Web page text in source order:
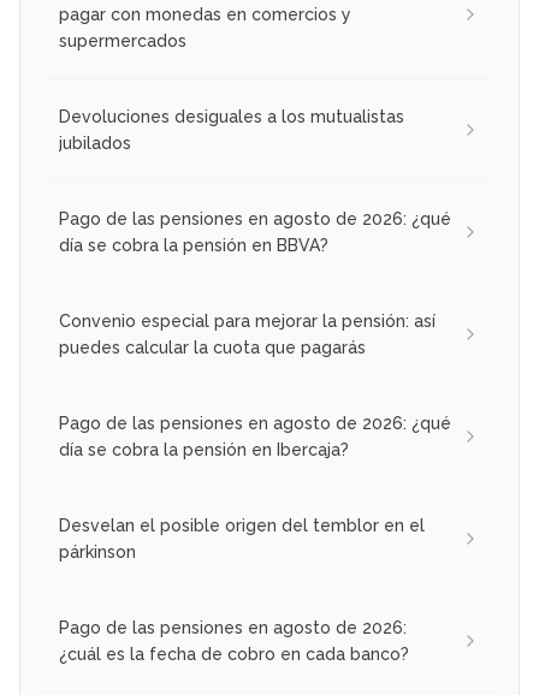
pagar con monedas en comercios y
supermercados
Devoluciones desiguales a los mutualistas
jubilados
Pago de las pensiones en agosto de 2026: ¿qué
día se cobra la pensión en BBVA?
Convenio especial para mejorar la pensión: así
puedes calcular la cuota que pagarás
Pago de las pensiones en agosto de 2026: ¿qué
día se cobra la pensión en Ibercaja?
Desvelan el posible origen del temblor en el
párkinson
Pago de las pensiones en agosto de 2026:
¿cuál es la fecha de cobro en cada banco?